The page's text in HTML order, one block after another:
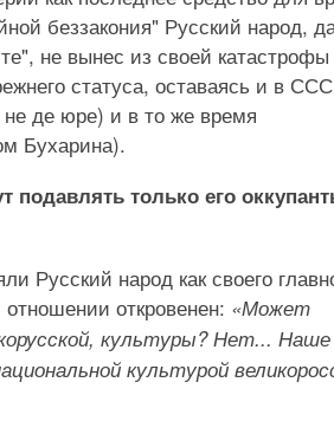
беззакония" Русский народ,
не вынес из своей
статуса, оставаясь и в
де юре) и в то же время
Бухарина).
только его
народ как своего
откровенен: «Может
культуры? Нет...
культурой